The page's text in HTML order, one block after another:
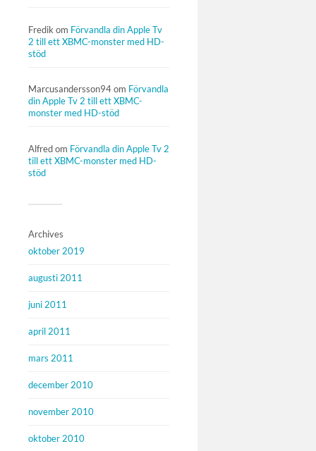
Fredik om Förvandla din Apple Tv
2 till ett XBMC-monster med HD-
stöd
Marcusandersson94om Förvandla
din Apple Tv 2 till ett XBMC-
monster med HD-stöd
Alfredom Förvandla din Apple Tv 2
till ett XBMC-monster med HD-
stöd
Archives
oktober 2019
augusti 2011
juni 2011
april 2011
mars 2011
december 2010
november 2010
oktober 2010